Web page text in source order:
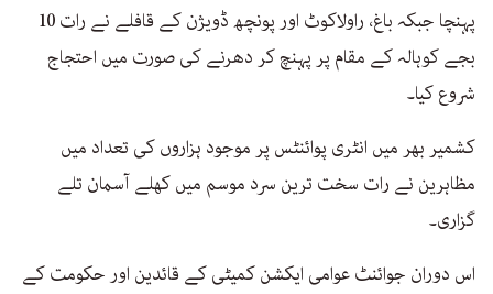
پہنچا جبکہ باغ، راولاکوٹ اور پونچھ ڈویژن کے قافلے نے رات 10
بجے کوہالہ کے مقام پر پہنچ کر دھرنے کی صورت میں احتجاج
شروع کیا۔
کشمیر بھر میں انٹری پوائنٹس پر موجود ہزاروں کی تعداد میں
مظاہرین نے رات سخت ترین سرد موسم میں کھلے آسمان تلے
گزاری۔
اس دوران جوائنٹ عوامی ایکشن کمیٹی کے قائدین اور حکومت کے